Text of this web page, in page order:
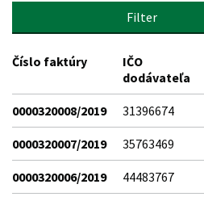
Filter
Číslo faktúry
IČO
dodávateľa
0000320008/2019 31396674
0000320007/2019 35763469
0000320006/2019 44483767